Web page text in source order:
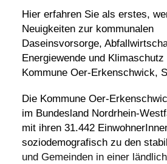
Hier erfahren Sie als erstes,
Neuigkeiten zur kommunalen
Daseinsvorsorge,
Energiewende und Klimaschutz
Kommune Oer-Erkenschwick,
Die Kommune Oer-
im Bundesland Nordrhein-
mit ihren 31.442
soziodemografisch zu den
und Gemeinden in einer